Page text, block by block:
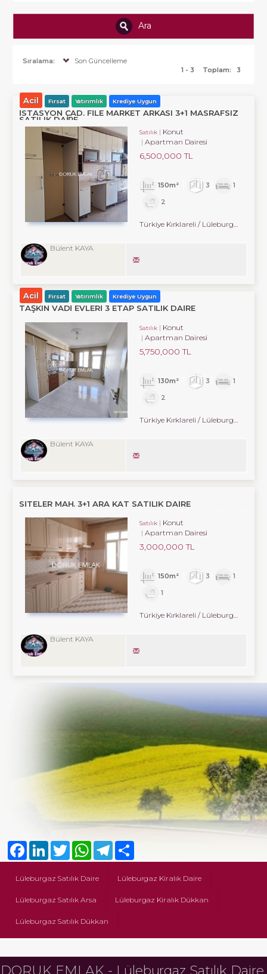
Ara
Sıralama:
Son Güncelleme
1 - 3
Toplam: 3
Acil Fırsat Yatırımlık Krediye Uygun
İSTASYON CAD. FILE MARKET ARKASI 3+1 MASRAFSIZ
SATILIK DAIRE
Satılık
Konut
Apartman Dairesi
6,500,000 TL
150m² 3
1
2
Türkiye Kırklareli / Lüleburgaz
Bülent KAYA
Acil Fırsat Yatırımlık Krediye Uygun
TAŞKIN VADI EVLERI 3 ETAP SATILIK DAIRE
Satılık
Konut
Apartman Dairesi
5,750,000 TL
130m² 3
1
2
Bülent KAYA
SITELER MAH. 3+1 ARA KAT SATILIK DAIRE
Satılık
Konut
Apartman Dairesi
3,000,000 TL
150m² 3
1
1
Türkiye Kırklareli / Lüleburgaz
Bülent KAYA
Lüleburgaz Satılık Daire Lüleburgaz Kiralık Daire
Lüleburgaz Satılık Arsa Lüleburgaz Kiralık Dükkan
Lüleburgaz Satılık Dükkan
FacebookLinkedInTwitter WhatsAppTelegram